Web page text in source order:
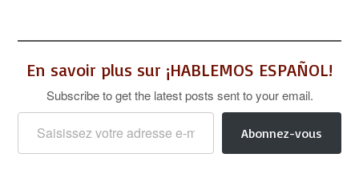
En savoir plus sur ¡HABLEMOS ESPAÑOL!
Subscribe to get the latest posts sent to your email.
Saisissez votre adresse e-mail…
Abonnez-vous